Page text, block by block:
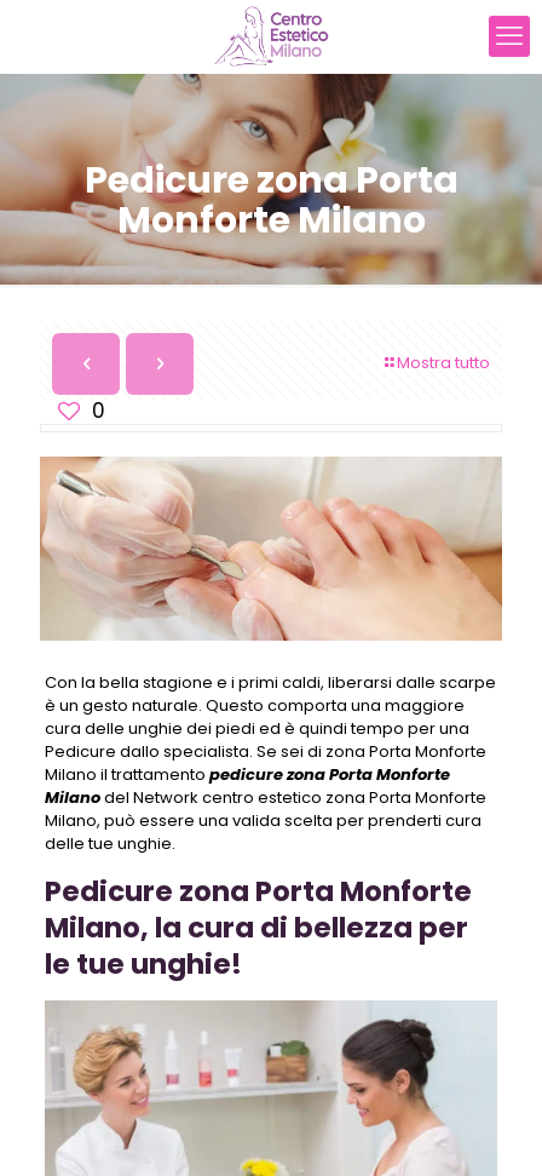
Pedicure zona Porta
Monforte Milano
Mostra tutto
0
Con la bella stagione e i primi caldi, liberarsi dalle scarpe
è un gesto naturale. Questo comporta una maggiore
cura delle unghie dei piedi ed è quindi tempo per una
Pedicure dallo specialista. Se sei di zona Porta Monforte
Milano il trattamento pedicure zona Porta Monforte
Milanodel Network centro estetico zona Porta Monforte
Milano, può essere una valida scelta per prenderti cura
delle tue unghie.
Pedicure zona Porta Monforte
Milano, la cura di bellezza per
le tue unghie!